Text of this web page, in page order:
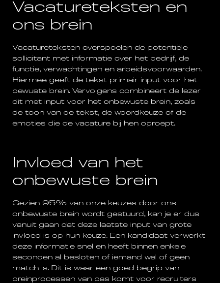
Vacatureteksten en
ons brein
Vacatureteksten overspoelen de potentiële
sollicitant met informatie over het bedrijf, de
functie, verwachtingen en arbeidsvoorwaarden.
Hiermee geeft de tekst primair input voor het
bewuste brein. Vervolgens combineert de lezer
dit met input voor het onbewuste brein, zoals
de toon van de tekst, de woordkeuze of de
emoties die de vacature bij hen oproept.
Invloed van het
onbewuste brein
Gezien 95% van onze keuzes door ons
onbewuste brein wordt gestuurd, kan je er dus
vanuit gaan dat deze laatste input van grote
invloed is op hun keuze. Een kandidaat verwerkt
deze informatie snel en heeft binnen enkele
seconden al besloten of iemand wel of geen
match is. Dit is waar een goed begrip van
breinprocessen van pas komt voor recruiters